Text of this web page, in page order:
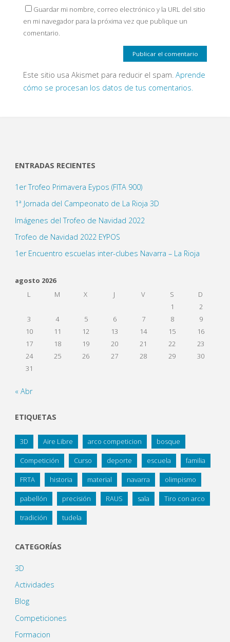
Guardar mi nombre, correo electrónico y la URL del sitio
en mi navegador para la próxima vez que publique un
comentario.
Este sitio usa Akismet para reducir el spam. Aprende
cómo se procesan los datos de tus comentarios.
ENTRADAS RECIENTES
1er Trofeo Primavera Eypos (FITA 900)
1ª Jornada del Campeonato de La Rioja 3D
Imágenes del Trofeo de Navidad 2022
Trofeo de Navidad 2022 EYPOS
1er Encuentro escuelas inter-clubes Navarra – La Rioja
agosto 2026
L
M X J V S
D
1
2
3
4 5 6 7 8
9
10
11 12 13 14 15
16
17
18 19 20 21 22
23
24
25 26 27 28 29
30
31
« Abr
ETIQUETAS
3D Aire Libre arco competicion bosque
Competición Curso deporte escuela familia
FRTA historia material navarra olimpismo
pabellón precisión RAUS sala Tiro con arco
tradición tudela
CATEGORÍAS
3D
Actividades
Blog
Competiciones
Formacion